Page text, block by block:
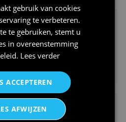
gebruik van cookies
te verbeteren.
te gebruiken, stemt u
in overeenstemming
. Lees verder
ACCEPTEREN
AFWIJZEN